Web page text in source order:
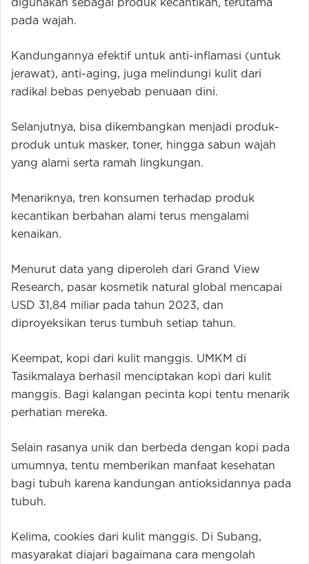
digunakan sebagai produk kecantikan, terutama
pada wajah.
Kandungannya efektif untuk anti-inflamasi (untuk
jerawat), anti-aging, juga melindungi kulit dari
radikal bebas penyebab penuaan dini.
Selanjutnya, bisa dikembangkan menjadi produk-
produk­ untuk masker, toner, hingga sabun wajah
yang alami serta ramah lingkungan.
Menariknya, tren konsumen terhadap produk
kecantikan berbahan alami terus mengalami
kenaikan.
Menurut data yang diperoleh dari Grand View
Research, pasar kosmetik natural global mencapai
USD 31,84 miliar pada tahun 2023, dan
diproyeksikan terus tumbuh setiap tahun.
Keempat, kopi dari kulit manggis. UMKM di
Tasikmalaya berhasil menciptakan kopi dari kulit
manggis. Bagi kalangan pecinta kopi tentu menarik
perhatian mereka.
Selain rasanya unik dan berbeda dengan kopi pada
umumnya, tentu memberikan manfaat kesehatan
bagi tubuh karena kandungan antioksidannya pada
tubuh.
Kelima, cookies dari kulit manggis. Di Subang,
masyarakat diajari bagaimana cara mengolah